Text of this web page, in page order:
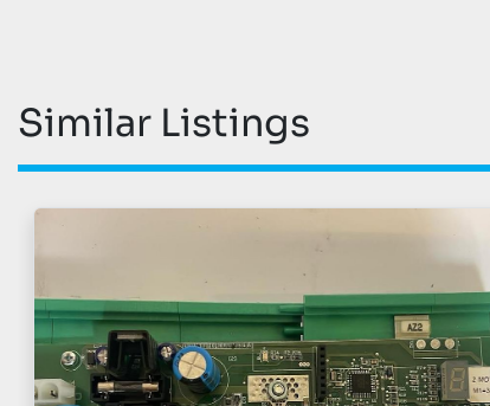
Similar Listings